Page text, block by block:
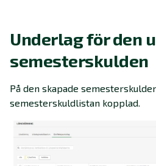
Underlag för den
semesterskulden
På den skapade
semesterskuldlistan kopplad.